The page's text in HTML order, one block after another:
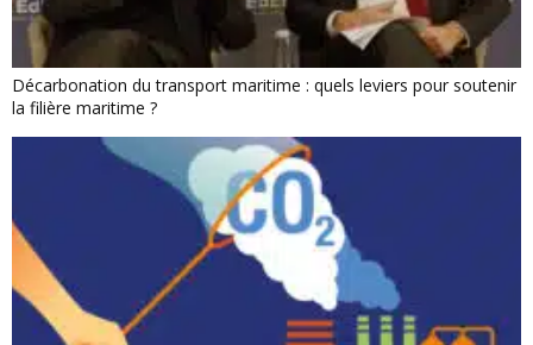
Décarbonation du transport maritime : quels leviers pour soutenir
la filière maritime ?